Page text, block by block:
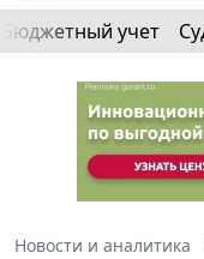
Бюджетный учет
Новости и аналитика